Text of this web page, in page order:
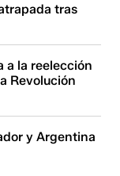
tras
a la reelección
Revolución
y Argentina